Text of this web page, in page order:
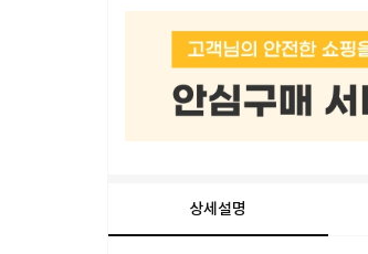
상세설명